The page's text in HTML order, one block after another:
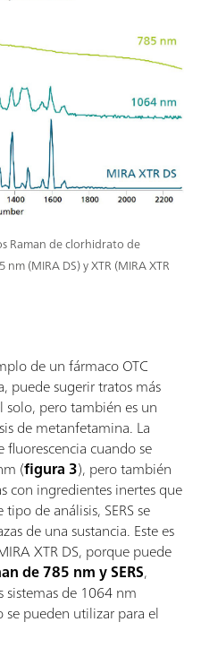
Raman de clorhidrato de
(MIRA DS) y XTR (MIRA XTR
de un fármaco OTC
puede sugerir tratos más
solo, pero también es un
de metanfetamina. La
cuando se
(figura 3), pero también
con ingredientes inertes que
de análisis, SERS se
de una sustancia. Este es
XTR DS, porque puede
de 785 nm y SERS,
de 1064 nm
pueden utilizar para el